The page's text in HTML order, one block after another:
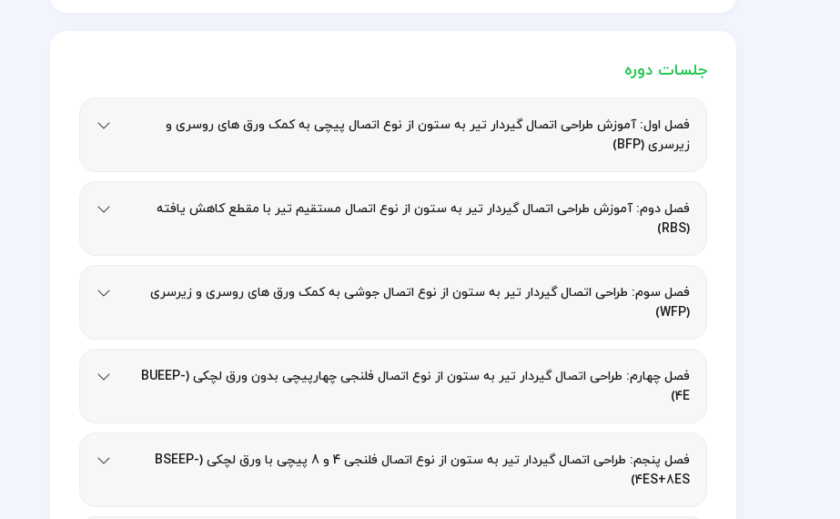
جلسات دوره
فصل اول: آموزش طراحی اتصال گیردار تیر به ستون از نوع اتصال پیچی به کمک ورق های روسری و
زیرسری (BFP)
فصل دوم: آموزش طراحی اتصال گیردار تیر به ستون از نوع اتصال مستقیم تیر با مقطع کاهش یافته
(RBS)
فصل سوم: طراحی اتصال گیردار تیر به ستون از نوع اتصال جوشی به کمک ورق های روسری و زیرسری
(WFP)
فصل چهارم: طراحی اتصال گیردار تیر به ستون از نوع اتصال فلنجی چهارپیچی بدون ورق لچکی (BUEEP-
4E)
فصل پنجم: طراحی اتصال گیردار تیر به ستون از نوع اتصال فلنجی 4 و 8 پیچی با ورق لچکی (BSEEP-
4ES+8ES)